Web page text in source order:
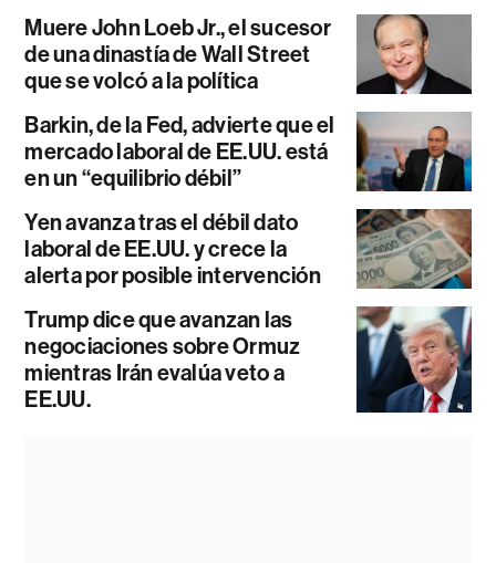
Muere John Loeb Jr., el sucesor
de una dinastía de Wall Street
que se volcó a la política
Barkin, de la Fed, advierte que el
mercado laboral de EE.UU. está
en un “equilibrio débil”
Yen avanza tras el débil dato
laboral de EE.UU. y crece la
alerta por posible intervención
Trump dice que avanzan las
negociaciones sobre Ormuz
mientras Irán evalúa veto a
EE.UU.